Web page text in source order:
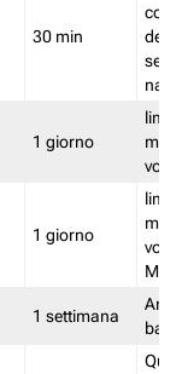
30 min
1 giorno
1 giorno
1 settimana